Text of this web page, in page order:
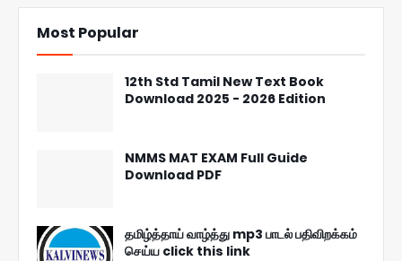
Most Popular
12th Std Tamil New Text Book
Download 2025 - 2026 Edition
NMMS MAT EXAM Full Guide
Download PDF
தமிழ்த்தாய் வாழ்த்து mp3 பாடல் பதிவிறக்கம்
செய்ய click this link